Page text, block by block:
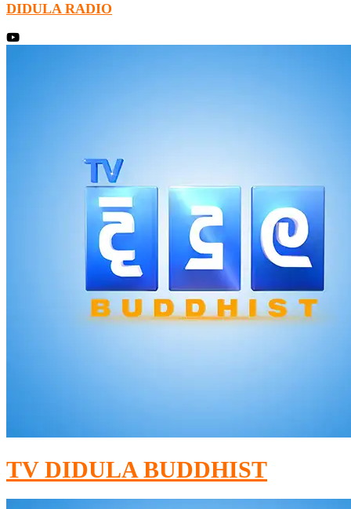
DIDULA RADIO
TV DIDULA BUDDHIST​